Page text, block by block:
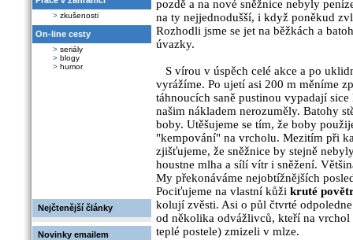
> zkušenosti
On-line cesty
> seriály
> blogy
> humor
Nejčtenější články
Novinky emailem
pozdě a na nové sněžnice nebyly
na ty nejjednodušší, i když poněkud
Rozhodli jsme se jet na běžkách a
úvazky.
S vírou v úspěch celé akce a po
vyrážíme. Po ujetí asi 200 m měníme
táhnoucích saně pustinou vypadají
našim nákladem nerozuměly. Batohy
boby. Utěšujeme se tím, že boby
"kempování" na vrcholu. Mezitím při
zjišťujeme, že sněžnice by stejně
houstne mlha a sílí vítr i sněžení.
My překonáváme nejobtížnějších
Pociťujeme na vlastní kůži kruté
kolují zvěsti. Asi o půl čtvrté
od několika odvážlivců, kteří na
teplé postele) zmizeli v mlze.